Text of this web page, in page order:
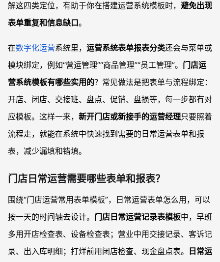
解这四类定位，有助于你在搭建运营系统模板时， 避免出现
表单重复和信息缺口。
在数字化运营系统里， 运营系统表单报表分类还会与菜单或
模块绑定，例如“营运管理”“商品管理”“员工管理”。 门店运
营系统模板有哪些实用的？常见做法是把表单与流程绑定：
开店、闭店、交接班、盘点、促销、盘损等，每一步都有对
应模板。这样一来， 新开门店或新接手的运营经理只要照着
流程走，就能在系统中快速找到需要的日常运营表单和报
表，减少漏填和错填。
门店日常运营需要哪些表单和报表？
围绕“门店运营常用表单模板”，日常运营表单怎么用，可以
按一天的时间轴去设计。 门店日常运营记录表模板中，早班
多用开店检查表、设备检查表；营业中用交接记录、客诉记
录、出入库明细；打烊前用闭店检查、现金盘点表。
日常运